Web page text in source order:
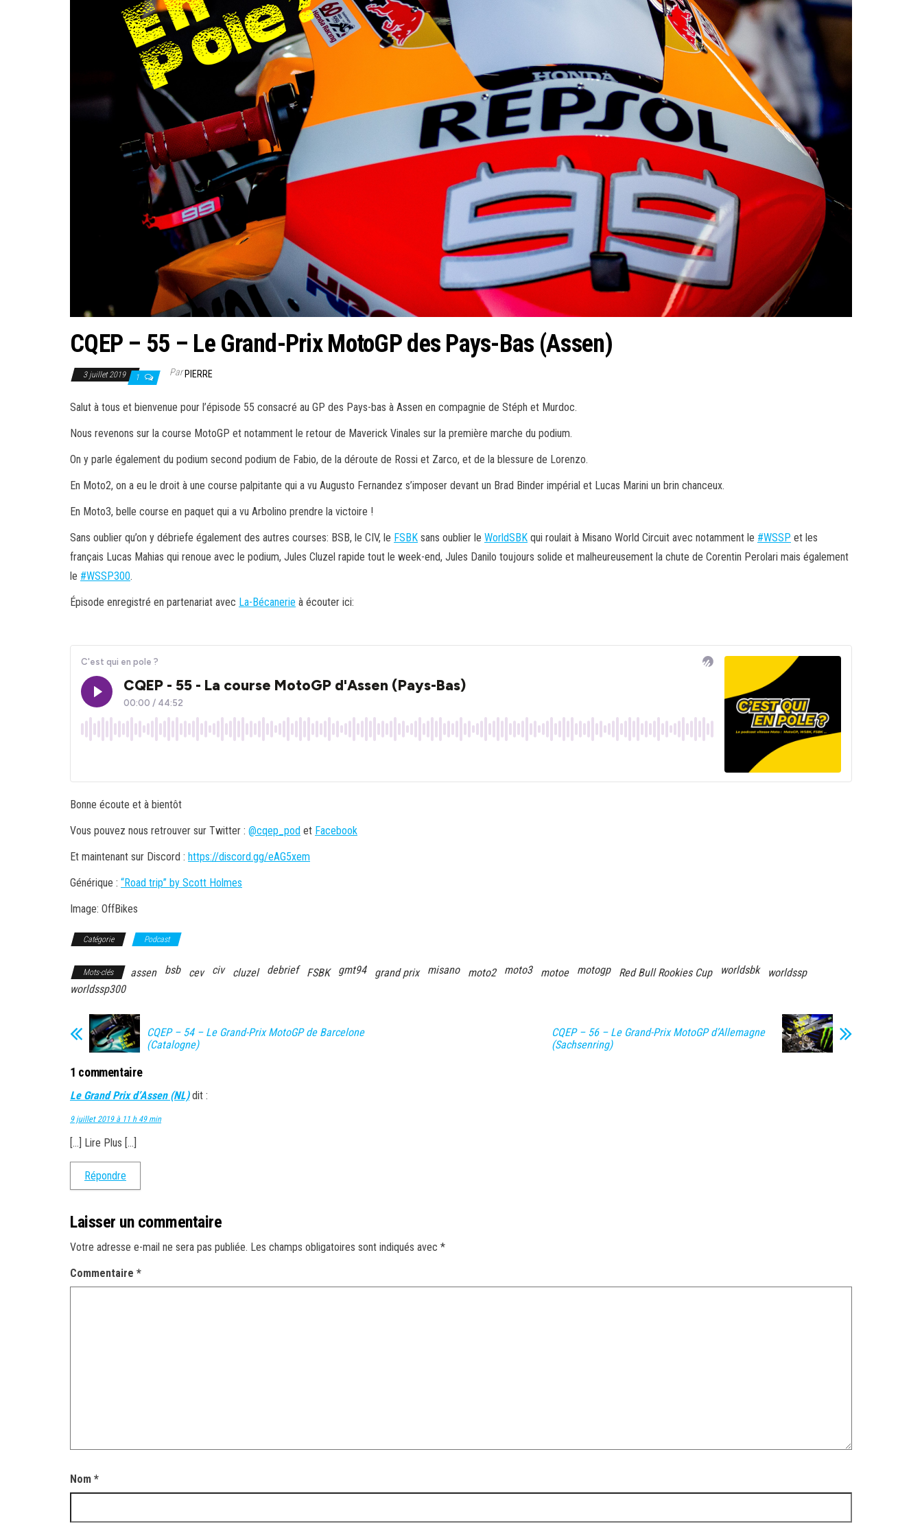
CQEP – 55 – Le Grand-Prix MotoGP des Pays-Bas (Assen)
3 juillet 2019 1 ParPIERRE
Salut à tous et bienvenue pour l’épisode 55 consacré au GP des Pays-bas à Assen en compagnie de Stéph et Murdoc.
Nous revenons sur la course MotoGP et notamment le retour de Maverick Vinales sur la première marche du podium.
On y parle également du podium second podium de Fabio, de la déroute de Rossi et Zarco, et de la blessure de Lorenzo.
En Moto2, on a eu le droit à une course palpitante qui a vu Augusto Fernandez s’imposer devant un Brad Binder impérial et Lucas Marini un brin chanceux.
En Moto3, belle course en paquet qui a vu Arbolino prendre la victoire !
Sans oublier qu’on y débriefe également des autres courses: BSB, le CIV, le FSBK sans oublier le WorldSBK qui roulait à Misano World Circuit avec notamment le #WSSP et les
français Lucas Mahias qui renoue avec le podium, Jules Cluzel rapide tout le week-end, Jules Danilo toujours solide et malheureusement la chute de Corentin Perolari mais également
le #WSSP300.
Épisode enregistré en partenariat avec La-Bécanerie à écouter ici:
Bonne écoute et à bientôt
Vous pouvez nous retrouver sur Twitter : @cqep_pod et Facebook
Et maintenant sur Discord : https://discord.gg/eAG5xem
Générique : “Road trip” by Scott Holmes
Image: OffBikes
Catégorie Podcast
Mots-clés assen bsb cev civ cluzel debrief FSBK gmt94 grand prix misano moto2 moto3 motoe motogp Red Bull Rookies Cup worldsbk
worldssp
worldssp300
CQEP – 54 – Le Grand-Prix MotoGP de Barcelone
(Catalogne)
CQEP – 56 – Le Grand-Prix MotoGP d’Allemagne
(Sachsenring)
1 commentaire
Le Grand Prix d’Assen (NL) dit :
9 juillet 2019 à 11 h 49 min
[…] Lire Plus […]
Répondre
Laisser un commentaire
Votre adresse e-mail ne sera pas publiée. Les champs obligatoires sont indiqués avec *
Commentaire *
Nom *